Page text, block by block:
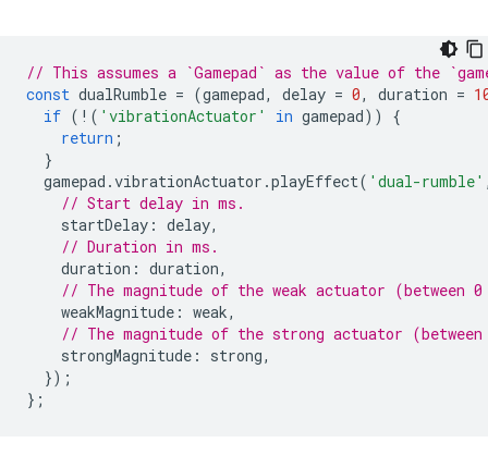
// This assumes a `Gamepad` as the value of the
const dualRumble = (gamepad, delay = 0, duration =
if ( ! ( 'vibrationActuator' in gamepad))
{
return ;
}
gamepad .vibrationActuator .playEffect( 'dual-rumble'
// Start delay in ms.
startDelay : delay,
// Duration in ms.
duration : duration,
// The magnitude of the weak actuator (between
weakMagnitude : weak,
// The magnitude of the strong actuator
strongMagnitude : strong,
});
};